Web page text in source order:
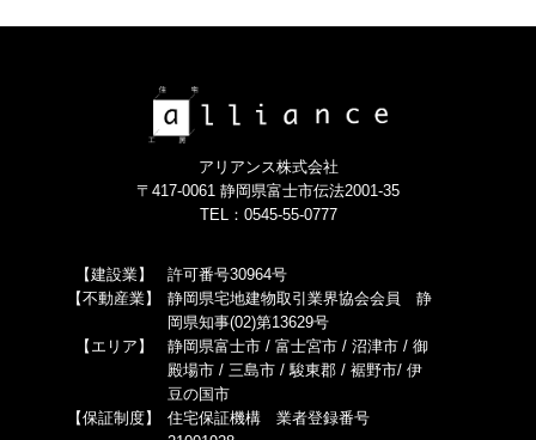
アリアンス株式会社
〒417-0061 静岡県富士市伝法2001-35
TEL：0545-55-0777
【建設業】
許可番号30964号
【不動産業】
静岡県宅地建物取引業界協会会員 静
岡県知事(02)第13629号
【エリア】
静岡県富士市 / 富士宮市 / 沼津市 / 御
殿場市 / 三島市 / 駿東郡 / 裾野市/ 伊
豆の国市
【保証制度】
住宅保証機構 業者登録番号